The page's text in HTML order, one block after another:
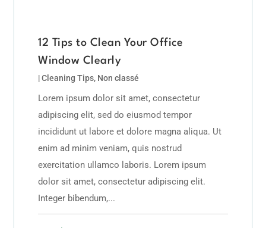
12 Tips to Clean Your Office
Window Clearly
|Cleaning Tips, Non classé
Lorem ipsum dolor sit amet, consectetur
adipiscing elit, sed do eiusmod tempor
incididunt ut labore et dolore magna aliqua. Ut
enim ad minim veniam, quis nostrud
exercitation ullamco laboris. Lorem ipsum
dolor sit amet, consectetur adipiscing elit.
Integer bibendum,...